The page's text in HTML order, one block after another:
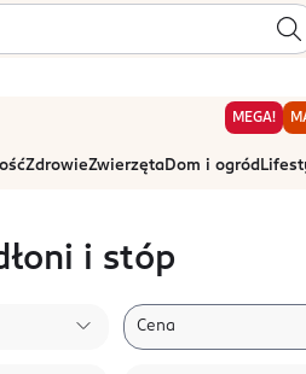
MEGA!
ZdrowieZwierzętaDom i ogród
i stóp
Cena